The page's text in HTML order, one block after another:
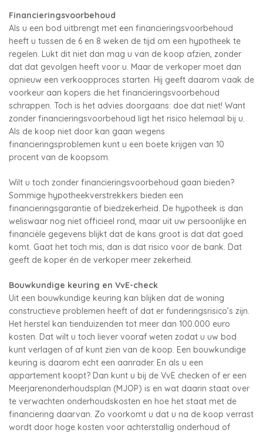
Financieringsvoorbehoud
Als u een bod uitbrengt met een financieringsvoorbehoud
heeft u tussen de 6 en 8 weken de tijd om een hypotheek te
regelen. Lukt dit niet dan mag u van de koop afzien, zonder
dat dat gevolgen heeft voor u. Maar de verkoper moet dan
opnieuw een verkoopproces starten. Hij geeft daarom vaak de
voorkeur aan kopers die het financieringsvoorbehoud
schrappen. Toch is het advies doorgaans: doe dat niet! Want
zonder financieringsvoorbehoud ligt het risico helemaal bij u.
Als de koop niet door kan gaan wegens
financieringsproblemen kunt u een boete krijgen van 10
procent van de koopsom.
Wilt u toch zonder financieringsvoorbehoud gaan bieden?
Sommige hypotheekverstrekkers bieden een
financieringsgarantie of biedzekerheid. De hypotheek is dan
weliswaar nog niet officieel rond, maar uit uw persoonlijke en
financiële gegevens blijkt dat de kans groot is dat dat goed
komt. Gaat het toch mis, dan is dat risico voor de bank. Dat
geeft de koper én de verkoper meer zekerheid.
Bouwkundige keuring en VvE-check
Uit een bouwkundige keuring kan blijken dat de woning
constructieve problemen heeft of dat er funderingsrisico’s zijn.
Het herstel kan tienduizenden tot meer dan 100.000 euro
kosten. Dat wilt u toch liever vooraf weten zodat u uw bod
kunt verlagen of af kunt zien van de koop. Een bouwkundige
keuring is daarom echt een aanrader. En als u een
appartement koopt? Dan kunt u bij de VvE checken of er een
Meerjarenonderhoudsplan (MJOP) is en wat daarin staat over
te verwachten onderhoudskosten en hoe het staat met de
financiering daarvan. Zo voorkomt u dat u na de koop verrast
wordt door hoge kosten voor achterstallig onderhoud of